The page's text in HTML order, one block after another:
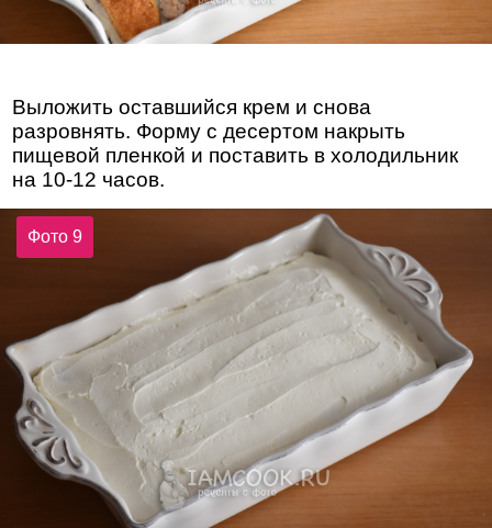
Выложить оставшийся крем и снова
разровнять. Форму с десертом накрыть
пищевой пленкой и поставить в холодильник
на 10-12 часов.
Фото 9